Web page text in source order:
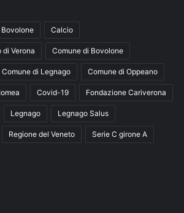
Bovolone Calcio
di Verona Comune di Bovolone
Comune di Legnago Comune di Oppeano
Covid-19 Fondazione Cariverona
Legnago Legnago Salus
Regione del Veneto Serie C girone A